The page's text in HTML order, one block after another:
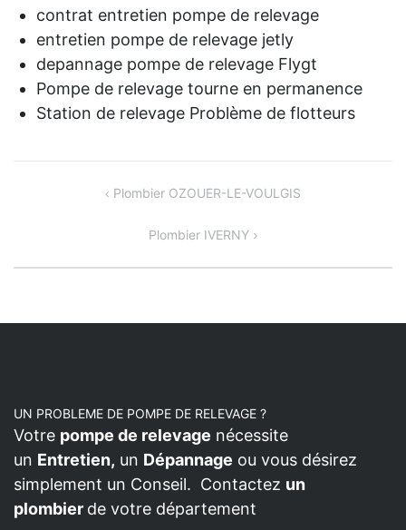
contrat entretien pompe de relevage
entretien pompe de relevage jetly
depannage pompe de relevage Flygt
Pompe de relevage tourne en permanence
Station de relevage Problème de flotteurs
NAVIGATIONPlombier OZOUER-LE-VOULGIS
Plombier IVERNY
UN PROBLEME DE POMPE DE RELEVAGE ?
Votre pompe de relevage nécessite
un Entretien, un Dépannage ou vous désirez
simplement un Conseil. Contactez un
plombier de votre département